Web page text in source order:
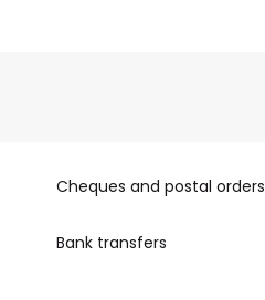
Cheques and postal orders
Bank transfers